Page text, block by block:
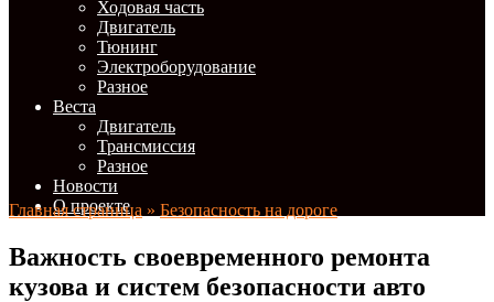
Ходовая часть
Двигатель
Тюнинг
Электроборудование
Разное
Веста
Двигатель
Трансмиссия
Разное
Новости
О проекте
Главная страница » Безопасность на дороге
Важность своевременного ремонта
кузова и систем безопасности авто